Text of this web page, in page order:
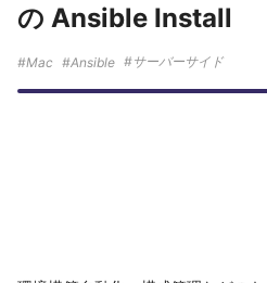
の Ansible Install
Mac Ansible サーバーサイド